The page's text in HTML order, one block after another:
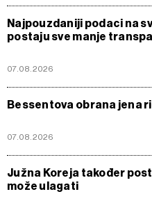
Najpouzdaniji podaci na
postaju sve manje
07.08.2026
Bessentova obrana jena
07.08.2026
Južna Koreja također
može ulagati